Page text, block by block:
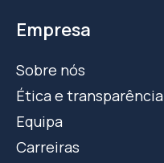
Empresa
Sobre nós
Ética e transparência
Equipa
Carreiras